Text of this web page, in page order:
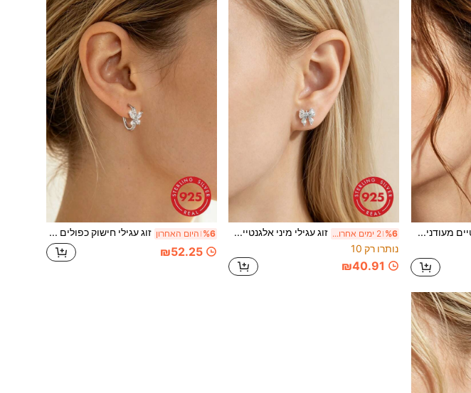
זוג עגילי פרפר אלגנטיים מעודנים מכסף סטרלינג 925, מתאימים למפגשים של נשים, מסיבות, לבישה יומית, דייטים, ימי נישואין, מתנה תואמת
%6 2 ימים אחרונים
זוג עגילי מיני אלגנטיים רומנטיים מעיצוב פפיון מכסף 925, מתאימים למסיבות, מפגשים ומתנה לנשים
נותרו רק 10
₪40.91
%6 היום האחרון זוג עגילי חישוק כפולים מעוצבים כפרפר, סגנון מינימליסטי אופנתי ומתוק, כסף 925, מתאימים לנשים ללבישה יומית, דייטים, מפגשים ומסיבות, מתנה תואמת
₪52.25